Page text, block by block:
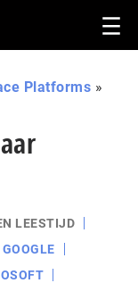
Platforms »
LEESTIJD
GOOGLE